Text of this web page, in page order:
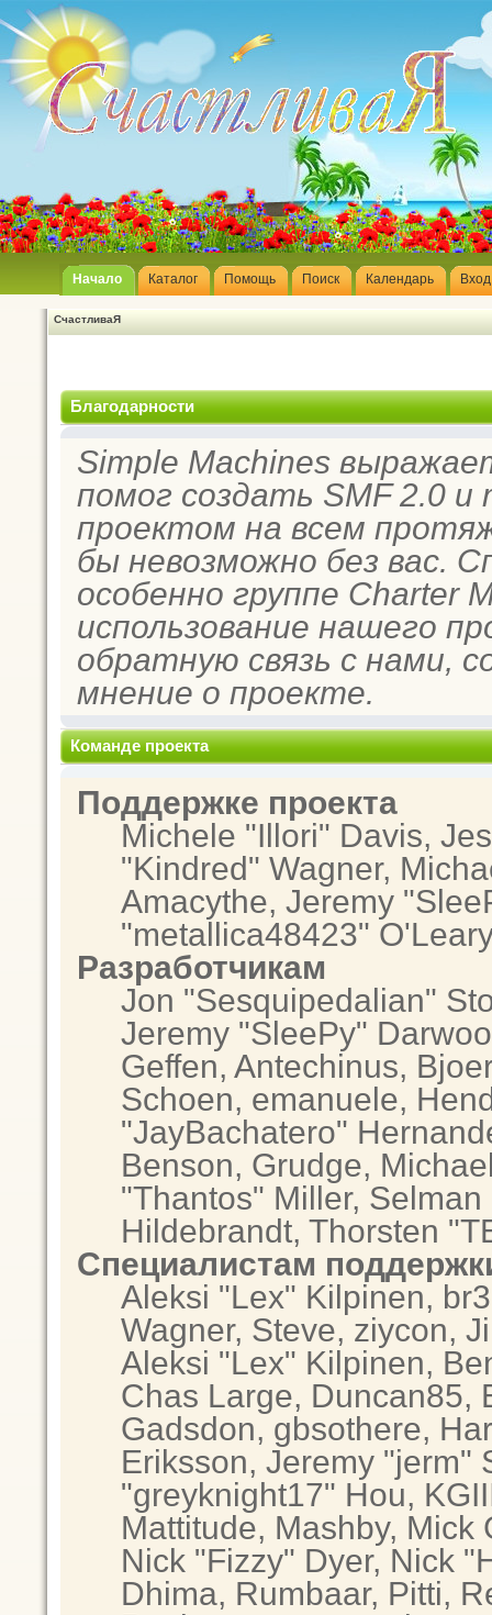
Начало Каталог Помощь Поиск Календарь Вход
СчастливаЯ
Благодарности
Simple Machines
помог создать SMF 2.0
проектом на всем
бы невозможно без вас.
особенно группе Charter
использование нашего
обратную связь с нами,
мнение о проекте.
Команде проекта
Поддержке проекта
Michele "Illori" Davis,
"Kindred" Wagner,
Amacythe, Jeremy
"metallica48423"
Разработчикам
Jon "Sesquipedalian"
Jeremy "SleePy"
Geffen, Antechinus,
Schoen, emanuele,
"JayBachatero"
Benson, Grudge,
"Thantos" Miller,
Hildebrandt, Thorsten
Специалистам
Aleksi "Lex" Kilpinen,
Wagner, Steve, ziycon,
Aleksi "Lex" Kilpinen,
Chas Large, Duncan85,
Gadsdon, gbsothere,
Eriksson, Jeremy "jerm"
"greyknight17" Hou,
Mattitude, Mashby,
Nick "Fizzy" Dyer, Nick
Dhima, Rumbaar, Pitti,